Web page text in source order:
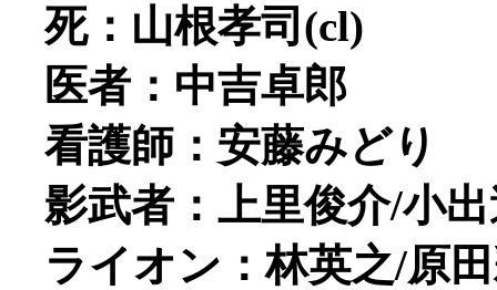
死：山根孝司(cl)
医者：中吉卓郎
看護師：安藤みどり
影武者：上里俊介/小
ライオン：林英之/原